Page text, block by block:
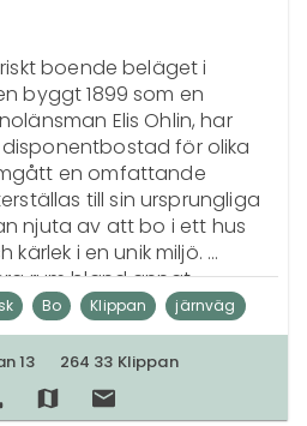
boende beläget i
byggt 1899 som en
Elis Ohlin, har
för olika
en omfattande
till sin ursprungliga
njuta av att bo i ett hus
i en unik miljö.
rum bland annat
Verkstaden med
som eget badrum, Tv
pentry och fri WiFi.
våningen kan även hyras
möjlighet till guidade
Bo Klippan
järnväg
13 264 33 Klippan